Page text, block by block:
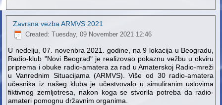
Zavrsna vezba ARMVS 2021
Created: Tuesday, 09 November 2021 12:46
U nedelju, 07. novenbra 2021. godine, na 9 lokacija u Beogradu,
Radio-klub "Novi Beograd" je realizovao pokaznu vežbu u okviru
priprema i obuke radio-amatera za rad u Amaterskoj Radio-mreži
u Vanrednim Situacijama (ARMVS). Više od 30 radio-amatera
učesnika iz našeg kluba je učestvovalo u simuliranim uslovima
fiktivnog zemljotresa, nakon koga se stvorila potreba da radio-
amateri pomognu državnim organima.